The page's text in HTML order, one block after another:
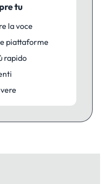
tu
la voce
piattaforme
rapido